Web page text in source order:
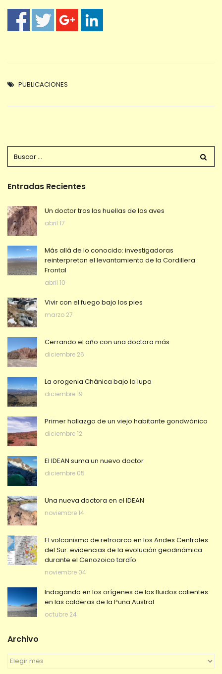
PUBLICACIONES
Entradas Recientes
Un doctor tras las huellas de las aves
abril 17
Más allá de lo conocido: investigadoras
reinterpretan el levantamiento de la Cordillera
Frontal
abril 10
Vivir con el fuego bajo los pies
marzo 27
Cerrando el año con una doctora más
diciembre 26
La orogenia Chánica bajo la lupa
diciembre 19
Primer hallazgo de un viejo habitante gondwánico
diciembre 12
El IDEAN suma un nuevo doctor
diciembre 05
Una nueva doctora en el IDEAN
noviembre 14
El volcanismo de retroarco en los Andes Centrales
del Sur: evidencias de la evolución geodinámica
durante el Cenozoico tardío
noviembre 04
Indagando en los orígenes de los fluidos calientes
en las calderas de la Puna Austral
octubre 24
Archivo
A
r